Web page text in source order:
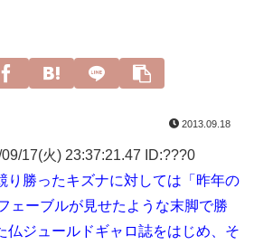
2013.09.18
17(火) 23:37:21.47 ID:???0
り勝ったキズナに対しては「昨年の
ェーブルが見せたような末脚で勝
仏ジュールドギャロ誌をはじめ、そ